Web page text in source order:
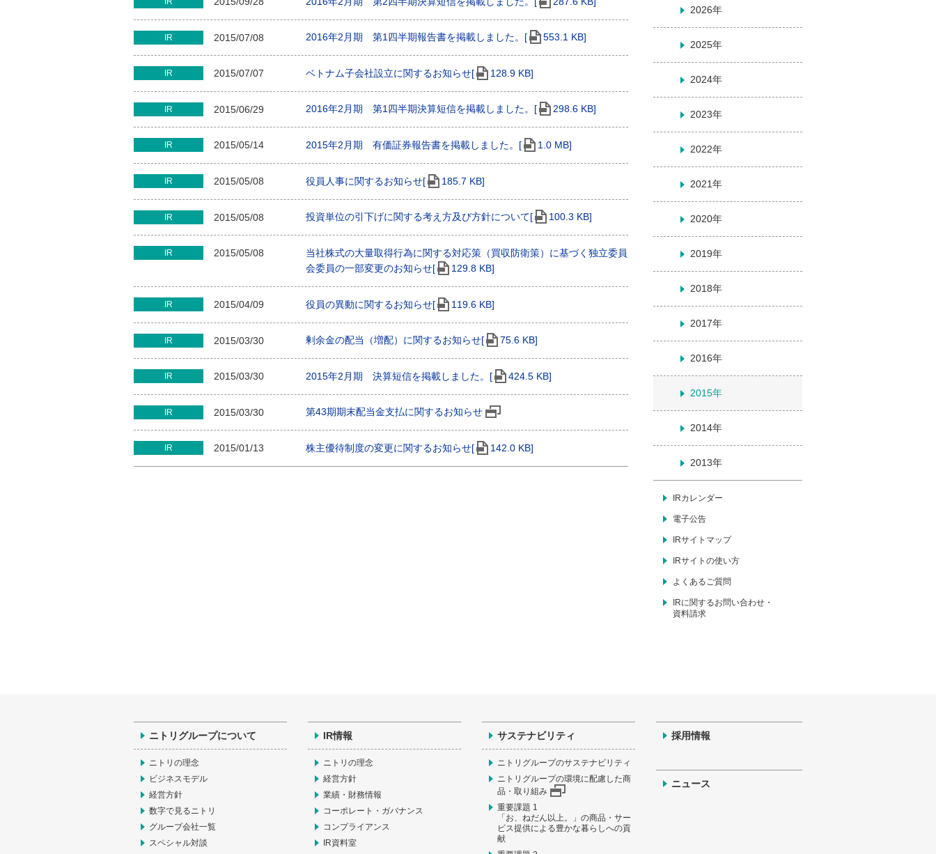
IR 2015/07/08 2016年2月期 第1四半期報告書を掲載しました。[ 553.1 KB]
IR 2015/07/07 ベトナム子会社設立に関するお知らせ[ 128.9 KB]
IR 2015/06/29 2016年2月期 第1四半期決算短信を掲載しました。[ 298.6 KB]
IR 2015/05/14 2015年2月期 有価証券報告書を掲載しました。[ 1.0 MB]
IR 2015/05/08 役員人事に関するお知らせ[ 185.7 KB]
IR 2015/05/08 投資単位の引下げに関する考え方及び方針について[ 100.3 KB]
IR 2015/05/08
当社株式の大量取得行為に関する対応策（買収防衛策）に基づく独立委員
会委員の一部変更のお知らせ[
129.8 KB]
IR 2015/04/09 役員の異動に関するお知らせ[ 119.6 KB]
IR 2015/03/30 剰余金の配当（増配）に関するお知らせ[ 75.6 KB]
IR 2015/03/30 2015年2月期 決算短信を掲載しました。[ 424.5 KB]
IR 2015/03/30 第43期期末配当金支払に関するお知らせ
IR 2015/01/13 株主優待制度の変更に関するお知らせ[ 142.0 KB]
2026年
2025年
2024年
2023年
2022年
2021年
2020年
2019年
2018年
2017年
2016年
2015年
2014年
2013年
IRカレンダー
電子公告
IRサイトマップ
IRサイトの使い方
よくあるご質問
IRに関するお問い合わせ・
資料請求
ニトリグループについて
ニトリの理念
ビジネスモデル
経営方針
数字で見るニトリ
グループ会社一覧
スペシャル対談
IR情報
ニトリの理念
経営方針
業績・財務情報
コーポレート・ガバナンス
コンプライアンス
IR資料室
サステナビリティ
ニトリグループのサステナビリティ
ニトリグループの環境に配慮した商
品・取り組み
重要課題 1
「お、ねだん以上。」の商品・サー
ビス提供による豊かな暮らしへの貢
献
採用情報
ニュース